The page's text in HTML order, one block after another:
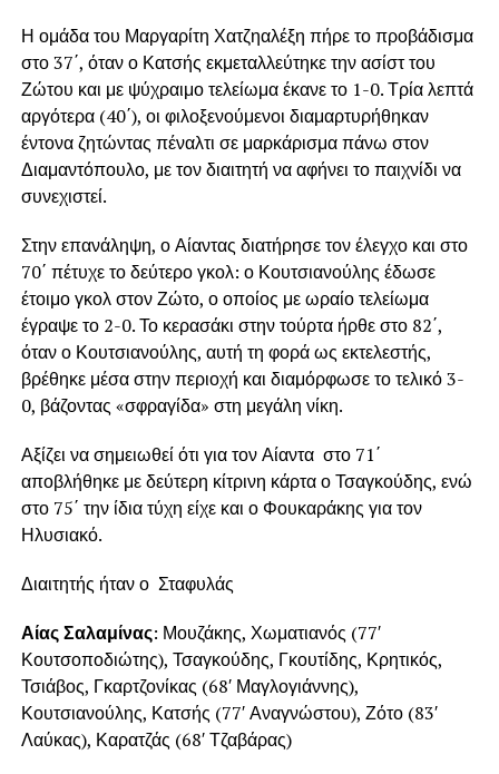
Η ομάδα του Μαργαρίτη Χατζηαλέξη πήρε το προβάδισμα
στο 37΄, όταν ο Κατσής εκμεταλλεύτηκε την ασίστ του
Ζώτου και με ψύχραιμο τελείωμα έκανε το 1-0. Τρία λεπτά
αργότερα (40΄), οι φιλοξενούμενοι διαμαρτυρήθηκαν
έντονα ζητώντας πέναλτι σε μαρκάρισμα πάνω στον
Διαμαντόπουλο, με τον διαιτητή να αφήνει το παιχνίδι να
συνεχιστεί.
Στην επανάληψη, ο Αίαντας διατήρησε τον έλεγχο και στο
70΄ πέτυχε το δεύτερο γκολ: ο Κουτσιανούλης έδωσε
έτοιμο γκολ στον Ζώτο, ο οποίος με ωραίο τελείωμα
έγραψε το 2-0. Το κερασάκι στην τούρτα ήρθε στο 82΄,
όταν ο Κουτσιανούλης, αυτή τη φορά ως εκτελεστής,
βρέθηκε μέσα στην περιοχή και διαμόρφωσε το τελικό 3-
0, βάζοντας «σφραγίδα» στη μεγάλη νίκη.
Αξίζει να σημειωθεί ότι για τον Αίαντα στο 71΄
αποβλήθηκε με δεύτερη κίτρινη κάρτα ο Τσαγκούδης, ενώ
στο 75΄ την ίδια τύχη είχε και ο Φουκαράκης για τον
Ηλυσιακό.
Διαιτητής ήταν ο Σταφυλάς
Αίας Σαλαμίνας: Μουζάκης, Χωματιανός (77′
Κουτσοποδιώτης), Τσαγκούδης, Γκουτίδης, Κρητικός,
Τσιάβος, Γκαρτζονίκας (68′ Μαγλογιάννης),
Κουτσιανούλης, Κατσής (77′ Αναγνώστου), Ζότο (83′
Λαύκας), Καρατζάς (68′ Τζαβάρας)